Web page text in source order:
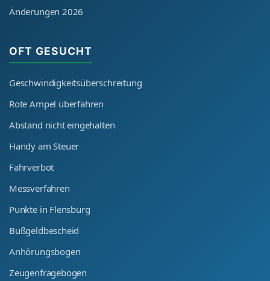
Änderungen 2026
OFT GESUCHT
Geschwindigkeitsüberschreitung
Rote Ampel überfahren
Abstand nicht eingehalten
Handy am Steuer
Fahrverbot
Messverfahren
Punkte in Flensburg
Bußgeldbescheid
Anhörungsbogen
Zeugenfragebogen